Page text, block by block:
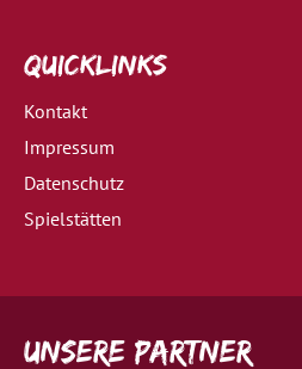
Quicklinks
Kontakt
Impressum
Datenschutz
Spielstätten
Unsere Partner